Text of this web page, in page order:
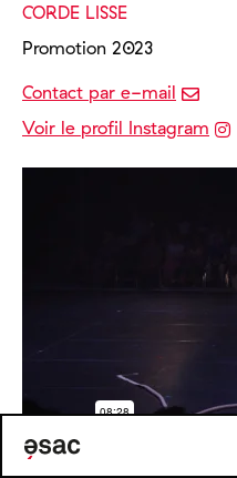
CORDE LISSE
Promotion 2023
Contact par e-mail
Voir le profil Instagram